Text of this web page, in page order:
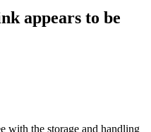
appears to be
with the storage and handling